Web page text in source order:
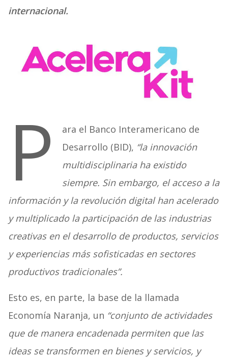
internacional.
P
ara el Banco Interamericano de
Desarrollo (BID), “la innovación
multidisciplinaria ha existido
siempre. Sin embargo, el acceso a la
información y la revolución digital han acelerado
y multiplicado la participación de las industrias
creativas en el desarrollo de productos, servicios
y experiencias más sofisticadas en sectores
productivos tradicionales”.
Esto es, en parte, la base de la llamada
Economía Naranja, un “conjunto de actividades
que de manera encadenada permiten que las
ideas se transformen en bienes y servicios, y